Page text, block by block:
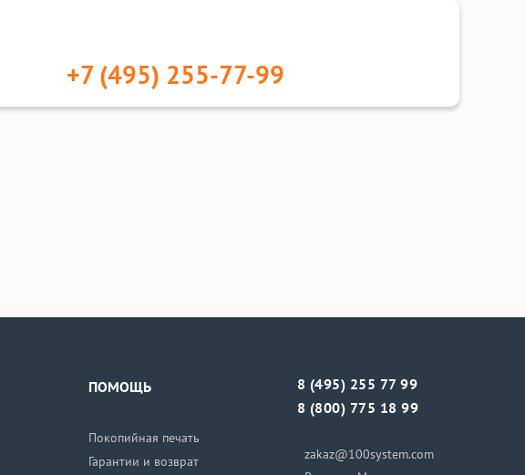
+7 (495) 255-77-99
ПОМОЩЬ
Покопийная печать
Гарантии и возврат
8 (495) 255 77 99
8 (800) 775 18 99
zakaz@100system.com